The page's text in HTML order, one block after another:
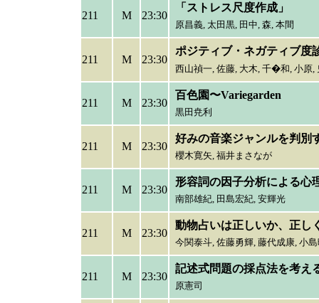
211 M 23:30
「ストレス尺度作成」
原昌義, 太田黒, 田中, 森, 本間
211 M 23:30
ポジティブ・ネガティブ度
西山禎一, 佐藤, 大木, 千�和, 小原
211 M 23:30
百色園〜Variegarden
黒田尭利
211 M 23:30
好みの音楽ジャンルを判別
櫻木寛矢, 福井まさなが
211 M 23:30
形容詞の因子分析による心
南部雄紀, 田島宏紀, 安輝光
211 M 23:30
動物占いは正しいか、正し
今関泰斗, 佐藤勇輝, 藤代成康, 小
211 M 23:30
記述式問題の採点法を考え
原憲司